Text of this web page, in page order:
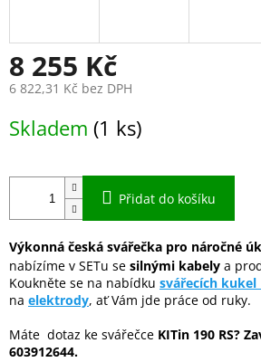
8 255 Kč
6 822,31 Kč bez DPH
cena:
Skladem (1 ks)
Přidat do košíku
Výkonná česká svářečka pro náročné
nabízíme v SETu se silnými kabely a
Koukněte se na nabídku svářecích kukel
na elektrody, ať Vám jde práce od ruky.
Máte dotaz ke svářečce KITin 190 RS?
603912644.